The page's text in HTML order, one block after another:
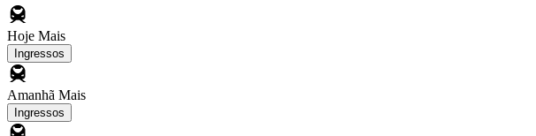
Hoje Mais
Ingressos
Amanhã Mais
Ingressos